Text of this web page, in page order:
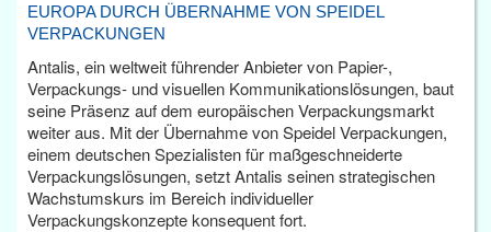
EUROPA DURCH ÜBERNAHME VON SPEIDEL
VERPACKUNGEN
Antalis, ein weltweit führender Anbieter von Papier-,
Verpackungs- und visuellen Kommunikationslösungen, baut
seine Präsenz auf dem europäischen Verpackungsmarkt
weiter aus. Mit der Übernahme von Speidel Verpackungen,
einem deutschen Spezialisten für maßgeschneiderte
Verpackungslösungen, setzt Antalis seinen strategischen
Wachstumskurs im Bereich individueller
Verpackungskonzepte konsequent fort.